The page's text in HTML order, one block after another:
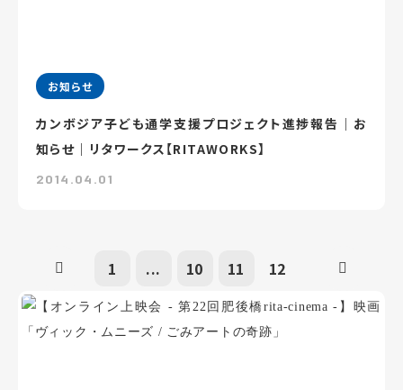
お知らせ
カンボジア子ども通学支援プロジェクト進捗報告｜お
知らせ｜リタワークス【RITAWORKS】
2014.04.01
1 ... 10 11 12